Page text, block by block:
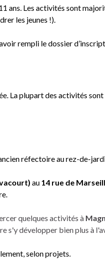
ans. Les activités sont
les jeunes !).
rempli le dossier
La plupart des activités
réfectoire au rez-de-
au 14 rue de
quelques activités à
s'y développer bien plus à
selon projets.